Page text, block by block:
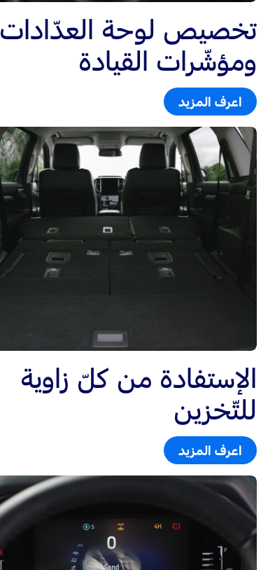
تخصيص لوحة العدّادات
ومؤشّرات القيادة
اعرف المزيد
الإستفادة من كلّ زاوية
للتّخزين
اعرف المزيد